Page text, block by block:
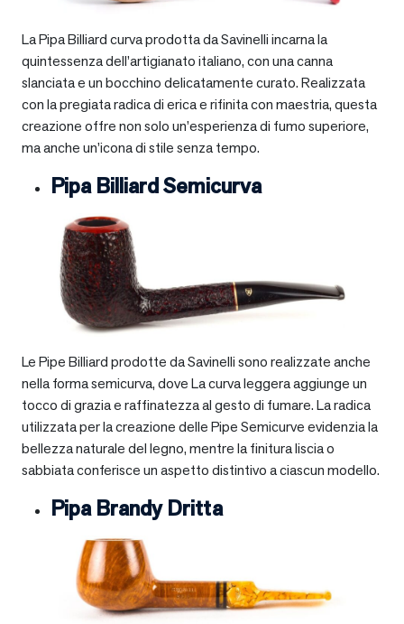
La Pipa Billiard curva prodotta da Savinelli incarna la
quintessenza dell’artigianato italiano, con una canna
slanciata e un bocchino delicatamente curato. Realizzata
con la pregiata radica di erica e rifinita con maestria, questa
creazione offre non solo un’esperienza di fumo superiore,
ma anche un’icona di stile senza tempo.
Pipa Billiard Semicurva
Le Pipe Billiard prodotte da Savinelli sono realizzate anche
nella forma semicurva, dove La curva leggera aggiunge un
tocco di grazia e raffinatezza al gesto di fumare. La radica
utilizzata per la creazione delle Pipe Semicurve evidenzia la
bellezza naturale del legno, mentre la finitura liscia o
sabbiata conferisce un aspetto distintivo a ciascun modello.
Pipa Brandy Dritta